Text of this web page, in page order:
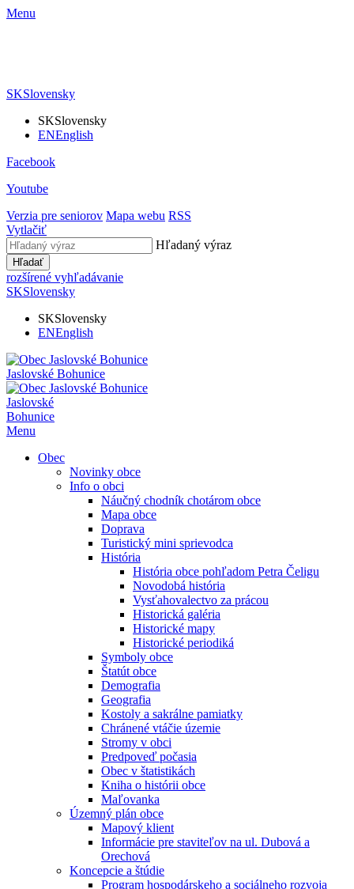
Menu
SKSlovensky
SKSlovensky
ENEnglish
Facebook
Youtube
Verzia pre seniorov Mapa webu RSS
Vytlačiť
Hľadaný výraz
Hľadať
rozšírené vyhľadávanie
SKSlovensky
SKSlovensky
ENEnglish
Jaslovské Bohunice
Jaslovské
Bohunice
Menu
Obec
Novinky obce
Info o obci
Náučný chodník chotárom obce
Mapa obce
Doprava
Turistický mini sprievodca
História
História obce pohľadom Petra Čeligu
Novodobá história
Vysťahovalectvo za prácou
Historická galéria
Historické mapy
Historické periodiká
Symboly obce
Štatút obce
Demografia
Geografia
Kostoly a sakrálne pamiatky
Chránené vtáčie územie
Stromy v obci
Predpoveď počasia
Obec v štatistikách
Kniha o histórii obce
Maľovanka
Územný plán obce
Mapový klient
Informácie pre staviteľov na ul. Dubová a
Orechová
Koncepcie a štúdie
Program hospodárskeho a sociálneho rozvoja